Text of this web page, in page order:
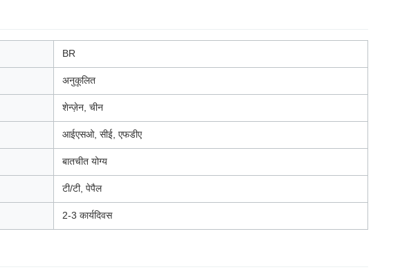
BR
अनुकूलित
शेन्ज़ेन, चीन
आईएसओ, सीई, एफडीए
बातचीत योग्य
टी/टी, पेपैल
2-3 कार्यदिवस